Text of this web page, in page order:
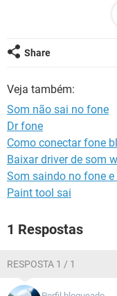
Configuração:
Share
Veja também:
Som não sai no fone
Dr fone
Como conectar fone
Baixar driver de som
Som saindo no fone
Paint tool sai
1 Respostas
RESPOSTA 1 / 1